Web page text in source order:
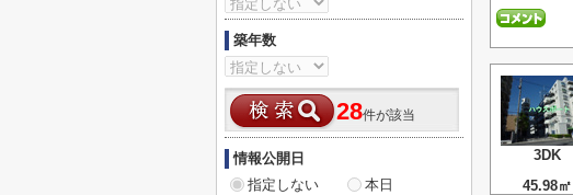
3DK
45.98㎡
築年数
28件が該当
情報公開日
指定しない
本日